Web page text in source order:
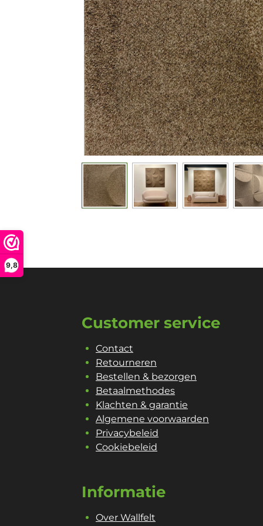
9,8
Customer service
Contact
Retourneren
Bestellen & bezorgen
Betaalmethodes
Klachten & garantie
Algemene voorwaarden
Privacybeleid
Cookiebeleid
Informatie
Over Wallfelt